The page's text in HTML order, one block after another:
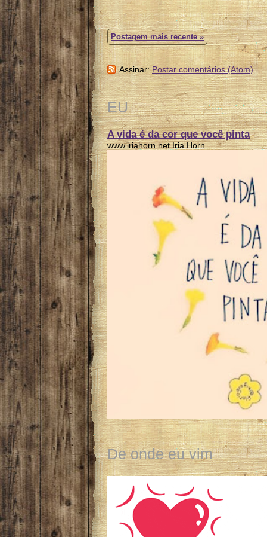
Postagem mais recente »
Assinar:Postar comentários (Atom)
EU
A vida é da cor que você pinta
www.iriahorn.net Iria Horn
De onde eu vim